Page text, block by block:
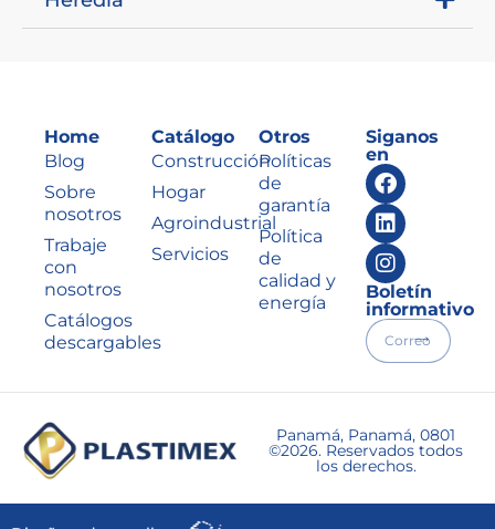
Home
Blog
Sobre
nosotros
Trabaje
con
nosotros
Catálogos
descargables
Catálogo
Construcción
Hogar
Agroindustrial
Servicios
Otros
Políticas
de
garantía
Política
de
calidad y
energía
Siganos
en
Boletín
informativo
Panamá, Panamá, 0801
©2026. Reservados todos
los derechos.